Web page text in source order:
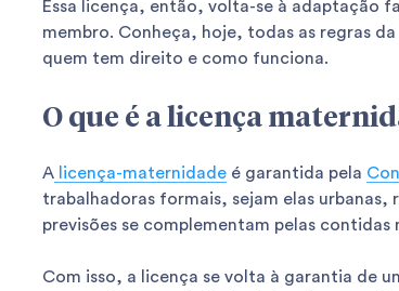
Essa licença, então, volta-se à adaptação
membro. Conheça, hoje, todas as regras
quem tem direito e como funciona.
O que é a licença
A licença-maternidade é garantida pela
trabalhadoras formais, sejam elas urbanas,
previsões se complementam pelas contidas
Com isso, a licença se volta à garantia de